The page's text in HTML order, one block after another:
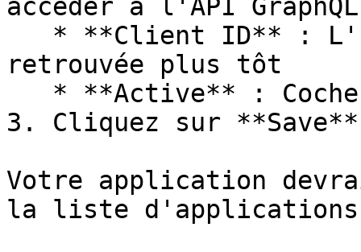
accéder à l'API GraphQL
retrouvée plus tôt
3. Cliquez sur
Votre application
la liste